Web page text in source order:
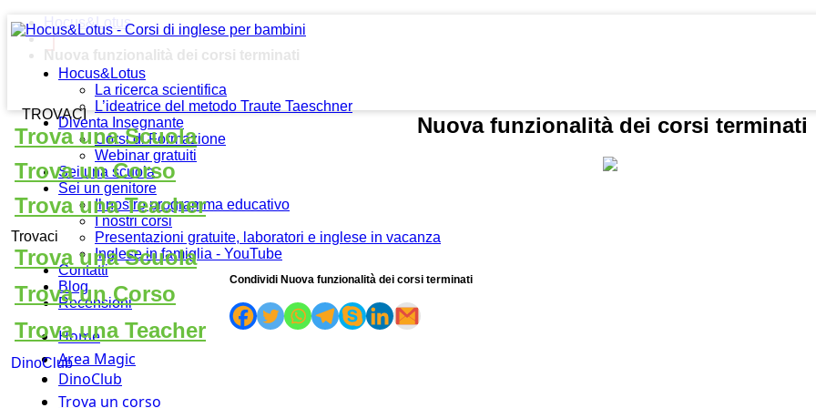
Hocus&Lotus
La ricerca scientifica
L’ideatrice del metodo Traute Taeschner
Diventa Insegnante
Corsi di Formazione
Webinar gratuiti
Sei una scuola
Sei un genitore
Il nostro programma educativo
I nostri corsi
Presentazioni gratuite, laboratori e inglese in vacanza
Inglese in famiglia - YouTube
Contatti
Blog
Recensioni
Home
Area Magic
DinoClub
Trova un corso
TROVACI
Trova una Scuola
Trova un Corso
Trova una Teacher
Trovaci
Trova una Scuola
Trova un Corso
Trova una Teacher
DinoClub
Hocus&Lotus
Nuova funzionalità dei corsi terminati
Nuova funzionalità dei corsi terminati
Condividi Nuova funzionalità dei corsi terminati